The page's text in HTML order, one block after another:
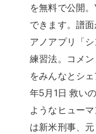
を無料で公開
できます。譜
アノアプリ「
練習法。コメ
をみんなとシ
年5月1日 救い
ようなヒュー
は新米刑事、